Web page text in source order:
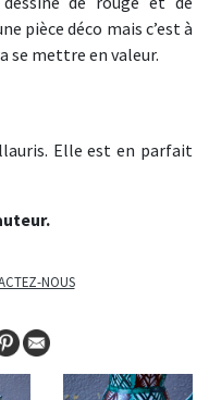
pièce déco mais c’est à
se mettre en valeur.
Elle est en parfait
NOUS